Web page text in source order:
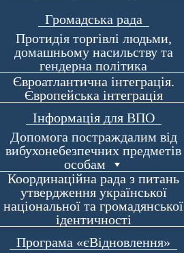
Громадська рада
Протидія торгівлі людьми,
домашньому насильству та
гендерна політика
Євроатлантична інтеграція.
Європейська інтеграція
Інформація для ВПО
Допомога постраждалим від
вибухонебезпечних предметів
особам
Координаційна рада з питань
утвердження української
національної та громадянської
ідентичності
Програма «єВідновлення»